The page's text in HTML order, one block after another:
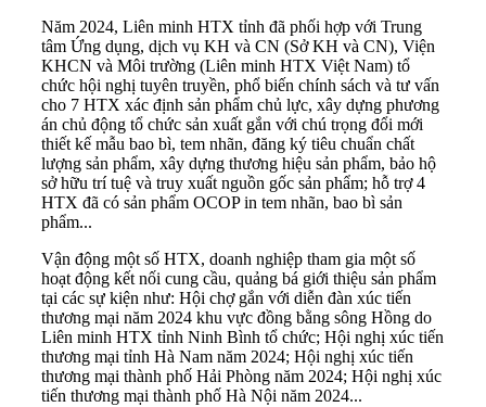
Năm 2024, Liên minh HTX tỉnh đã phối hợp với Trung
tâm Ứng dụng, dịch vụ KH và CN (Sở KH và CN), Viện
KHCN và Môi trường (Liên minh HTX Việt Nam) tổ
chức hội nghị tuyên truyền, phổ biến chính sách và tư vấn
cho 7 HTX xác định sản phẩm chủ lực, xây dựng phương
án chủ động tổ chức sản xuất gắn với chú trọng đổi mới
thiết kế mẫu bao bì, tem nhãn, đăng ký tiêu chuẩn chất
lượng sản phẩm, xây dựng thương hiệu sản phẩm, bảo hộ
sở hữu trí tuệ và truy xuất nguồn gốc sản phẩm; hỗ trợ 4
HTX đã có sản phẩm OCOP in tem nhãn, bao bì sản
phẩm...
Vận động một số HTX, doanh nghiệp tham gia một số
hoạt động kết nối cung cầu, quảng bá giới thiệu sản phẩm
tại các sự kiện như: Hội chợ gắn với diễn đàn xúc tiến
thương mại năm 2024 khu vực đồng bằng sông Hồng do
Liên minh HTX tỉnh Ninh Bình tổ chức; Hội nghị xúc tiến
thương mại tỉnh Hà Nam năm 2024; Hội nghị xúc tiến
thương mại thành phố Hải Phòng năm 2024; Hội nghị xúc
tiến thương mại thành phố Hà Nội năm 2024...